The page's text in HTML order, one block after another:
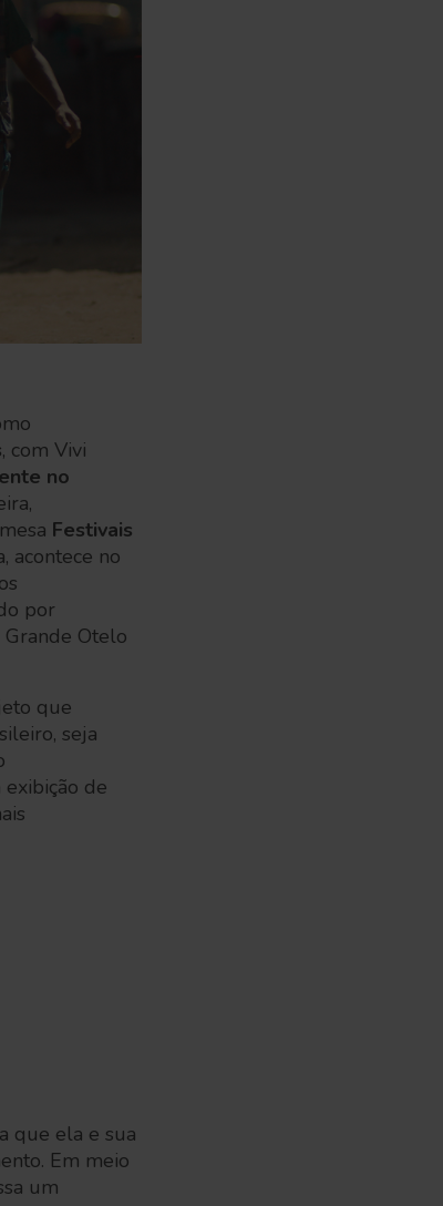
, com Vivi
no
mesa Festivais
acontece no
por
Otelo
que
seja
de
que ela e sua
Em meio
um